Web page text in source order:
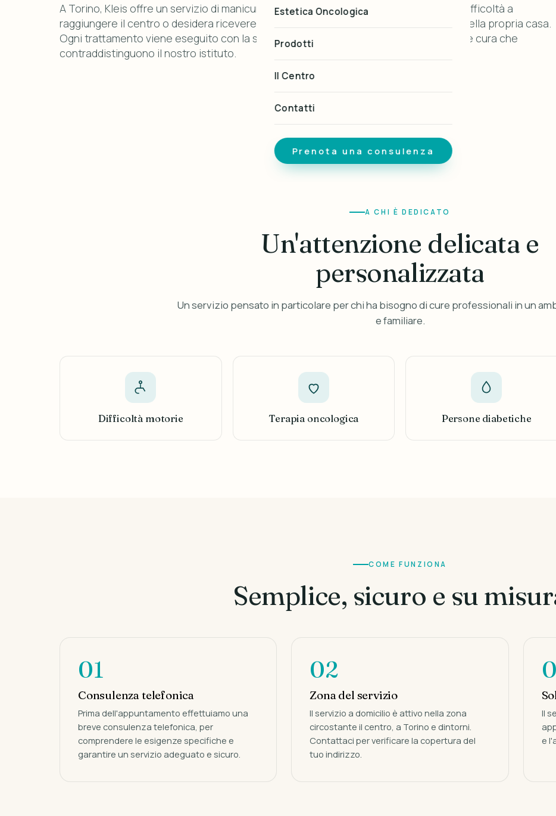
Estetica Oncologica
Prodotti
Il Centro
Contatti
Prenota una consulenza
A Torino, Kleis offre un servizio di manicure e pedicure a domicilio dedicato a chi ha difficoltà a
raggiungere il centro o desidera ricevere un trattamento professionale nel comfort della propria casa.
Ogni trattamento viene eseguito con la stessa professionalità, attenzione all'igiene e cura che
contraddistinguono il nostro istituto.
A CHI È DEDICATO
Un'attenzione delicata e
personalizzata
Un servizio pensato in particolare per chi ha bisogno di cure professionali in un
e familiare.
Difficoltà motorie Terapia oncologica Persone diabetiche
COME FUNZIONA
Semplice, sicuro e su
01
Consulenza telefonica
Prima dell'appuntamento effettuiamo una
breve consulenza telefonica, per
comprendere le esigenze specifiche e
garantire un servizio adeguato e sicuro.
02
Zona del servizio
Il servizio a domicilio è attivo nella zona
circostante il centro, a Torino e dintorni.
Contattaci per verificare la copertura del
tuo indirizzo.
Il
e